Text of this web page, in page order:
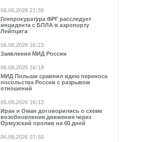
06.08.2026 21:39
Генпрокуратура ФРГ расследует
инцидента с БПЛА в аэропорту
Лейпцига
06.08.2026 16:23
Заявления МИД России
06.08.2026 16:18
МИД Польши сравнил идею переноса
посольства России с разрывом
отношений
06.08.2026 16:13
Иран и Оман договорились о схеме
возобновления движения через
Ормузский пролив на 60 дней
06.08.2026 07:50